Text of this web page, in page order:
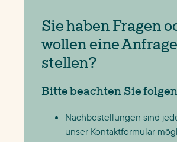
Sie haben Fragen
wollen eine Anfrage
stellen?
Bitte beachten Sie
Nachbestellungen sind
unser Kontaktformular